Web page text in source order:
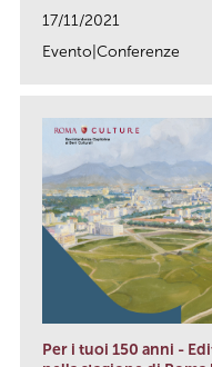
17/11/2021
Evento|Conferenze
Per i tuoi 150 anni -